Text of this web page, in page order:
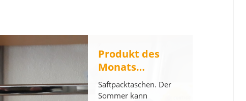
Produkt des
Monats…
Saftpacktaschen. Der
Sommer kann